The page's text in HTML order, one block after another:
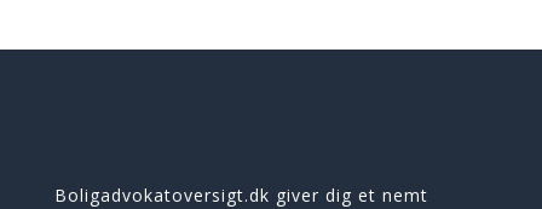
Boligadvokatoversigt.dk giver dig et nemt